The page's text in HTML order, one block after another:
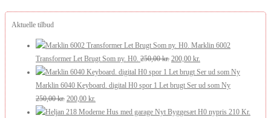
Aktuelle tilbud
Marklin 6002
Transformer Let Brugt Som ny. H0. 250,00kr. Den
oprindelige
pris
250,00 kr..
200,00 kr.
aktuelle
pris
200,00 kr..
Marklin 6040 Keyboard. digital H0 spor 1 Let brugt Ser ud som Ny
250,00kr. Den
oprindelige
200,00 kr.
aktuelle